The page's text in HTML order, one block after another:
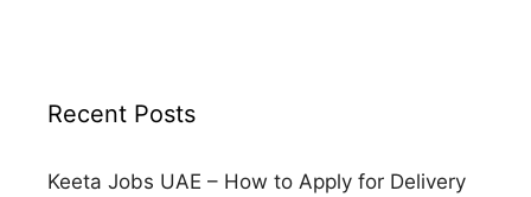
Recent Posts
Keeta Jobs UAE – How to Apply for Delivery